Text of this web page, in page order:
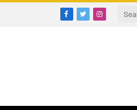
Facebook
TwitterInstagram